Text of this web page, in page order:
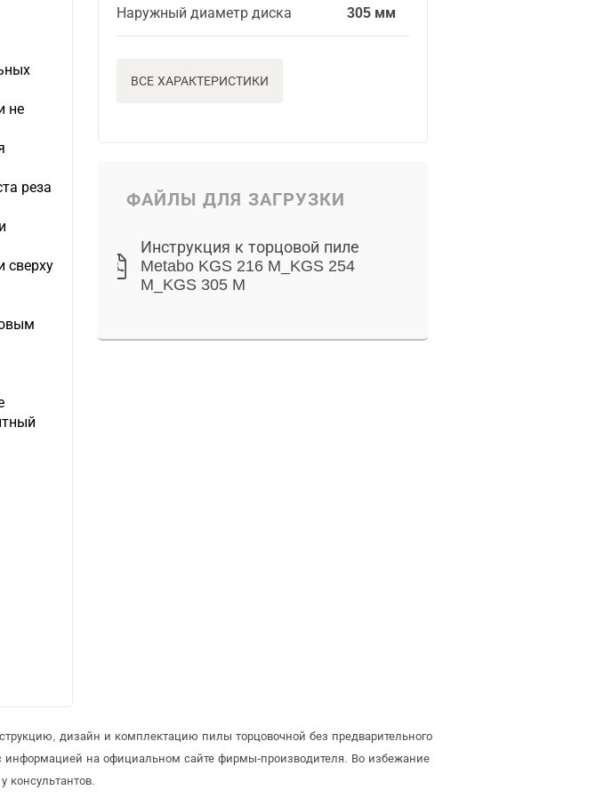
Наружный диаметр диска 305 мм
ВСЕ ХАРАКТЕРИСТИКИ
ФАЙЛЫ ДЛЯ ЗАГРУЗКИ
Инструкция к торцовой пиле
Metabo KGS 216 M_KGS 254
M_KGS 305 M
не
реза
сверху
дизайн и комплектацию пилы торцовочной без предварительного
на официальном сайте фирмы-производителя. Во избежание
консультантов.